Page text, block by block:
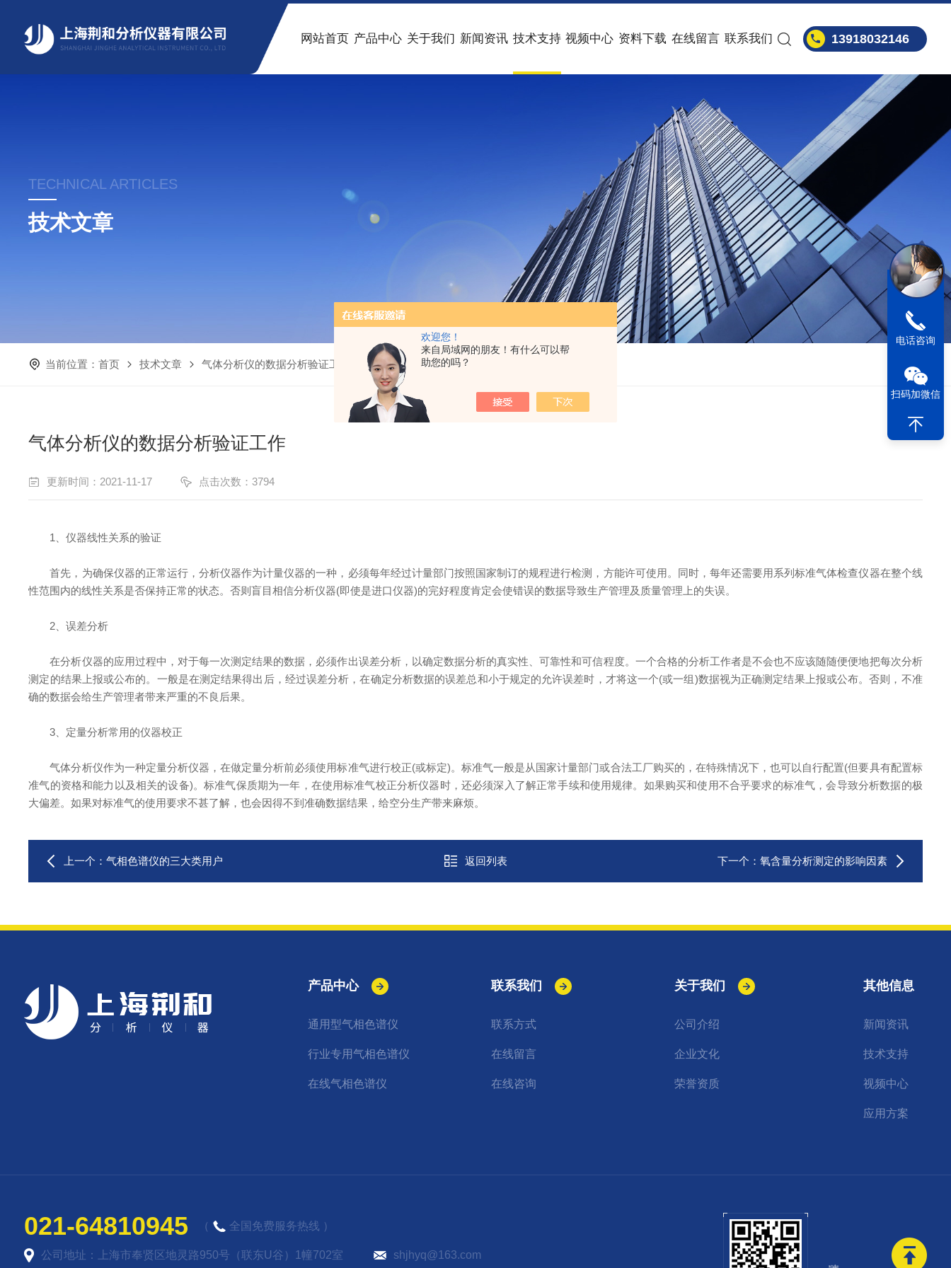
欢迎您！
来自局域网的朋友！有什么可以帮
助您的吗？
13918032146
网站首页 产品中心 关于我们 新闻资讯 技术支持 视频中心 资料下载 在线留言 联系我们
TECHNICAL ARTICLES
技术文章
当前位置：首页 技术文章 气体分析仪的数据分析验证工作
气体分析仪的数据分析验证工作
更新时间：2021-11-17 点击次数：3794
1、仪器线性关系的验证
首先，为确保仪器的正常运行，分析仪器作为计量仪器的一种，必须每年经过计量部门按照国家制订的规程进行检测，方能许可使用。同时，每年还需要用系列标准气体检查仪器在整个线
性范围内的线性关系是否保持正常的状态。否则盲目相信分析仪器(即使是进口仪器)的完好程度肯定会使错误的数据导致生产管理及质量管理上的失误。
2、误差分析
在分析仪器的应用过程中，对于每一次测定结果的数据，必须作出误差分析，以确定数据分析的真实性、可靠性和可信程度。一个合格的分析工作者是不会也不应该随随便便地把每次分析
测定的结果上报或公布的。一般是在测定结果得出后，经过误差分析，在确定分析数据的误差总和小于规定的允许误差时，才将这一个(或一组)数据视为正确测定结果上报或公布。否则，不准
确的数据会给生产管理者带来严重的不良后果。
3、定量分析常用的仪器校正
气体分析仪作为一种定量分析仪器，在做定量分析前必须使用标准气进行校正(或标定)。标准气一般是从国家计量部门或合法工厂购买的，在特殊情况下，也可以自行配置(但要具有配置标
准气的资格和能力以及相关的设备)。标准气保质期为一年，在使用标准气校正分析仪器时，还必须深入了解正常手续和使用规律。如果购买和使用不合乎要求的标准气，会导致分析数据的极
大偏差。如果对标准气的使用要求不甚了解，也会因得不到准确数据结果，给空分生产带来麻烦。
上一个：气相色谱仪的三大类用户 返回列表 下一个： 氧含量分析测定的影响因素
产品中心
通用型气相色谱仪
行业专用气相色谱仪
在线气相色谱仪
联系我们
联系方式
在线留言
在线咨询
关于我们
公司介绍
企业文化
荣誉资质
其他信息
新闻资讯
技术支持
视频中心
应用方案
021-64810945 （ 全国免费服务热线 ）
公司地址：上海市奉贤区地灵路950号（联东U谷）1幢702室 shjhyq@163.com
电话咨询
扫码加微信